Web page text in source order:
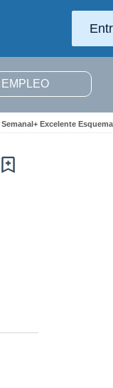
Excelente Esquema